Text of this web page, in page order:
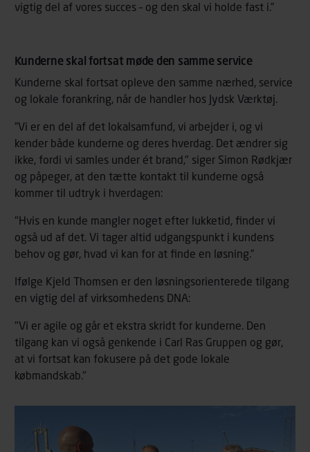
vigtig del af vores succes – og den skal vi holde fast i.”
Kunderne skal fortsat møde den samme service
Kunderne skal fortsat opleve den samme nærhed, service
og lokale forankring, når de handler hos Jydsk Værktøj.
”Vi er en del af det lokalsamfund, vi arbejder i, og vi
kender både kunderne og deres hverdag. Det ændrer sig
ikke, fordi vi samles under ét brand," siger Simon Rødkjær
og påpeger, at den tætte kontakt til kunderne også
kommer til udtryk i hverdagen:
"Hvis en kunde mangler noget efter lukketid, finder vi
også ud af det. Vi tager altid udgangspunkt i kundens
behov og gør, hvad vi kan for at finde en løsning.”
Ifølge Kjeld Thomsen er den løsningsorienterede tilgang
en vigtig del af virksomhedens DNA:
"Vi er agile og går et ekstra skridt for kunderne. Den
tilgang kan vi også genkende i Carl Ras Gruppen og gør,
at vi fortsat kan fokusere på det gode lokale
købmandskab."